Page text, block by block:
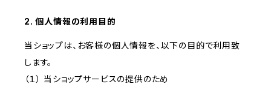
2. 個人情報の利用目的
当ショップは、お客様の個人情報を、以下の目的で利用致
します。
（１） 当ショップサービスの提供のため